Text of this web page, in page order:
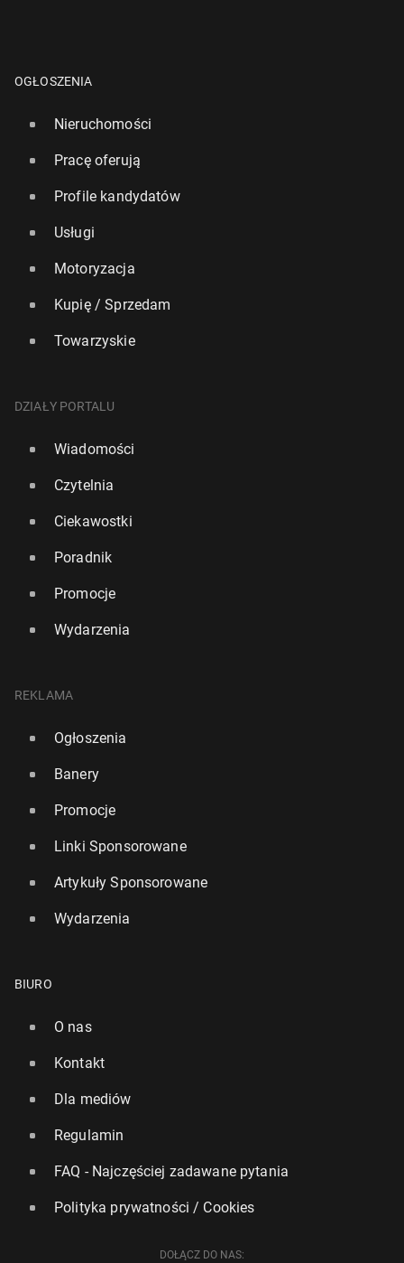
OGŁOSZENIA
Nieruchomości
Pracę oferują
Profile kandydatów
Usługi
Motoryzacja
Kupię / Sprzedam
Towarzyskie
DZIAŁY PORTALU
Wiadomości
Czytelnia
Ciekawostki
Poradnik
Promocje
Wydarzenia
REKLAMA
Ogłoszenia
Banery
Promocje
Linki Sponsorowane
Artykuły Sponsorowane
Wydarzenia
BIURO
O nas
Kontakt
Dla mediów
Regulamin
FAQ - Najczęściej zadawane pytania
Polityka prywatności / Cookies
DOŁĄCZ DO NAS: